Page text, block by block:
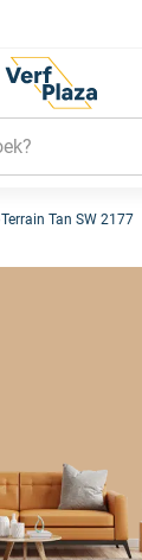
Terrain Tan SW 2177